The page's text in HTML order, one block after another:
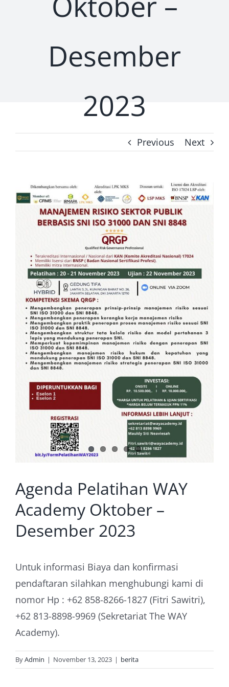
Prosiding
Kontak KamiDesember
2023
Previous Next
View
Larger
Image
Agenda Pelatihan WAY
Academy Oktober –
Desember 2023
Untuk informasi Biaya dan konfirmasi
pendaftaran silahkan menghubungi kami di
nomor Hp : +62 858-8266-1827 (Fitri Sawitri),
+62 813-8898-9969 (Sekretariat The WAY
Academy).
ByAdmin | November 13, 2023 | berita